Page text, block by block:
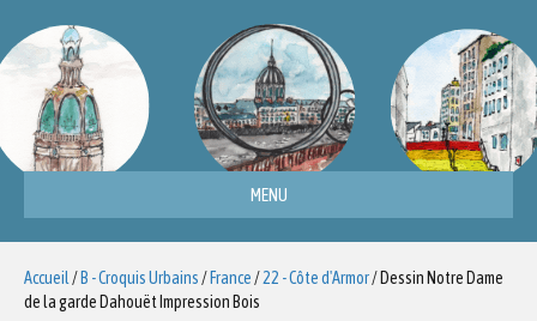
MENU
Accueil / B - Croquis Urbains / France /22 - Côte d'Armor/ Dessin Notre Dame
de la garde Dahouët Impression Bois